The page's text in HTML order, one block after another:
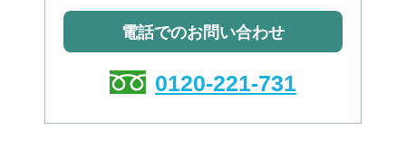
電話でのお問い合わせ
0120-221-731